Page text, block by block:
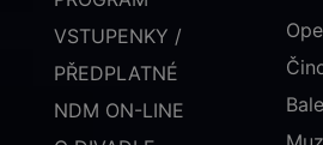
VSTUPENKY /
PŘEDPLATNÉ
NDM ON-LINE